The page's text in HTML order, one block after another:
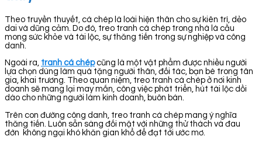
Theo truyền thuyết, cá chép là loài hiện thân cho sự kiên trì, dẻo
dai và dũng cảm. Do đó, treo tranh cá chép trong nhà là cầu
mong sức khỏe và tài lộc, sự thăng tiến trong sự nghiệp và công
danh.
Ngoài ra, tranh cá chépcũng là một vật phẩm được nhiều người
lựa chọn dùng làm quà tặng người thân, đối tác, bạn bè trong tân
gia, khai trương. Theo quan niệm, treo tranh cá chép ở nơi kinh
doanh sẽ mang lại may mắn, công việc phát triển, hút tài lộc dồi
dào cho những người làm kinh doanh, buôn bán.
Trên con đường công danh, treo tranh cá chép mang ý nghĩa
thăng tiến. Luôn sẵn sàng đối mặt với những thử thách và đau
đớn không ngại khó khăn gian khổ để đạt tới ước mơ.